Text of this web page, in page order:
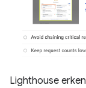
Lighthouse